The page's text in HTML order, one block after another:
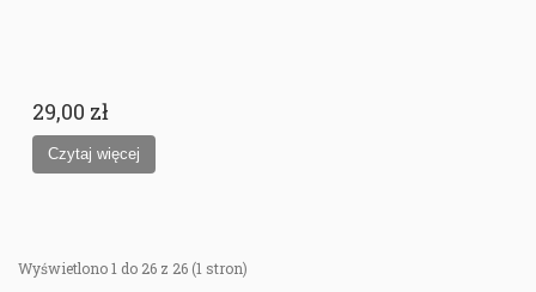
29,00 zł
Wyświetlono 1 do 26 z 26 (1 stron)